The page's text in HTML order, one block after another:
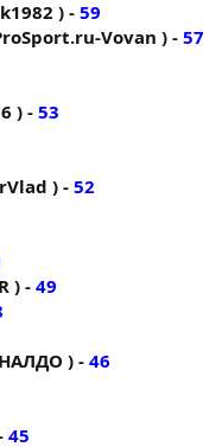
) - 59
Vovan ) - 57
) - 53
) - 52
) - 49
) - 46
45